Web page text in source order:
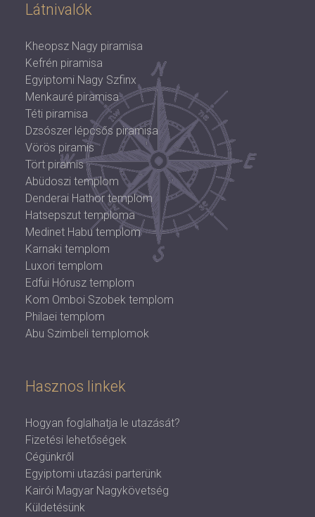
Látnivalók
Kheopsz Nagy piramisa
Kefrén piramisa
Egyiptomi Nagy Szfinx
Menkauré piramisa
Téti piramisa
Dzsószer lépcsős piramisa
Vörös piramis
Tört piramis
Abüdoszi templom
Denderai Hathor templom
Hatsepszut temploma
Medinet Habu templom
Karnaki templom
Luxori templom
Edfui Hórusz templom
Kom Omboi Szobek templom
Philaei templom
Abu Szimbeli templomok
Hasznos linkek
Hogyan foglalhatja le utazását?
Fizetési lehetőségek
Cégünkről
Egyiptomi utazási parterünk
Kairói Magyar Nagykövetség
Küldetésünk